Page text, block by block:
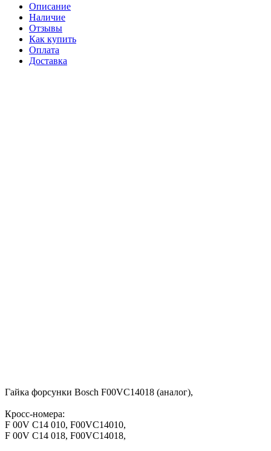
Описание
Наличие
Отзывы
Как купить
Оплата
Доставка
Гайка форсунки Bosch F00VC14018 (аналог),
Кросс-номера:
F 00V C14 010, F00VC14010,
F 00V C14 018, F00VC14018,